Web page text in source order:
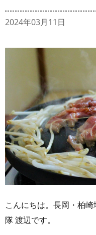
2024年03月11日
こんにちは。長岡・柏
隊 渡辺です。